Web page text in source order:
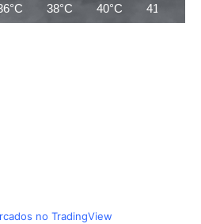
38°C 40°C 41°C
no TradingView